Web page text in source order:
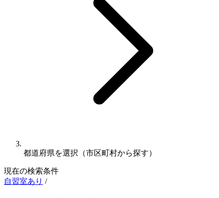
都道府県を選択（市区町村から探す）
現在の検索条件
自習室あり /